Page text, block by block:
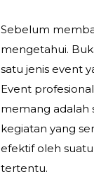
Sebelum
mengetahui.
satu jenis event
Event
memang adalah
kegiatan yang
efektif oleh
tertentu.